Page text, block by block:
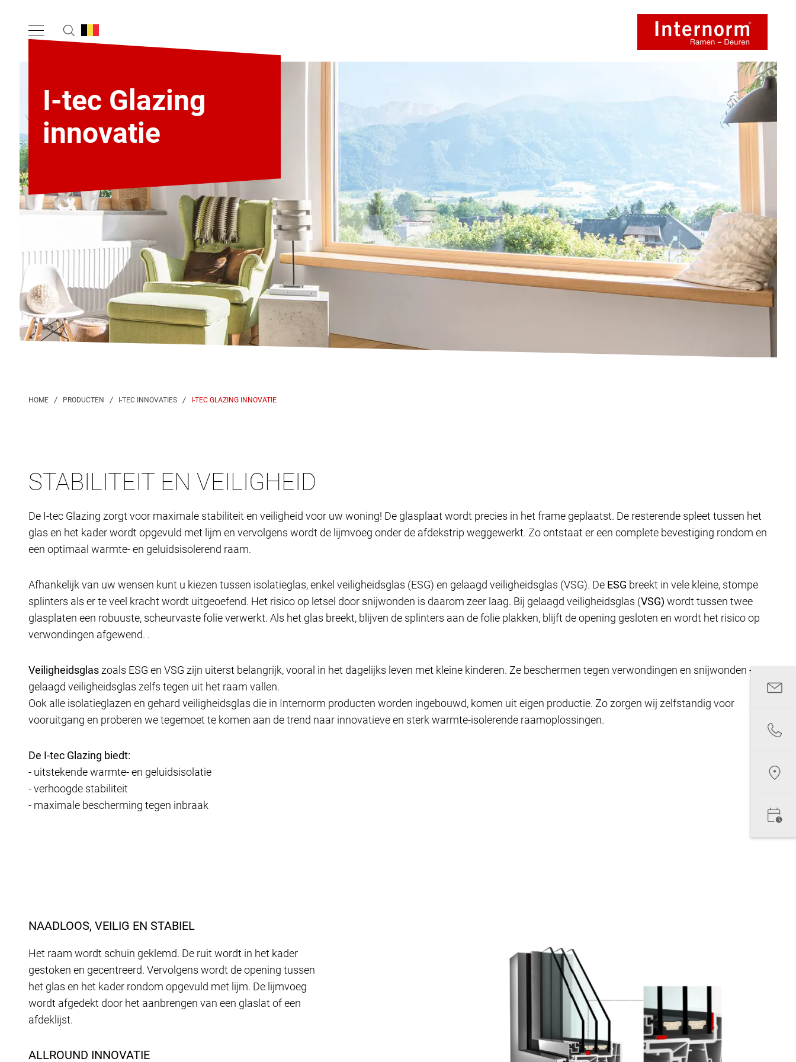
I-tec Glazing
innovatie
I-TEC GLAZING INNOVATIE
STABILITEIT EN VEILIGHEID
De I-tec Glazing zorgt voor maximale stabiliteit en veiligheid voor uw woning! De glasplaat wordt precies in het frame geplaatst. De resterende spleet tussen het
glas en het kader wordt opgevuld met lijm en vervolgens wordt de lijmvoeg onder de afdekstrip weggewerkt. Zo ontstaat er een complete bevestiging rondom en
een optimaal warmte- en geluidsisolerend raam.
Afhankelijk van uw wensen kunt u kiezen tussen isolatieglas, enkel veiligheidsglas (ESG) en gelaagd veiligheidsglas (VSG). De ESG breekt in vele kleine, stompe
splinters als er te veel kracht wordt uitgeoefend. Het risico op letsel door snijwonden is daarom zeer laag. Bij gelaagd veiligheidsglas (VSG) wordt tussen twee
glasplaten een robuuste, scheurvaste folie verwerkt. Als het glas breekt, blijven de splinters aan de folie plakken, blijft de opening gesloten en wordt het risico op
verwondingen afgewend. .
Veiligheidsglas zoals ESG en VSG zijn uiterst belangrijk, vooral in het dagelijks leven met kleine kinderen. Ze beschermen tegen verwondingen en snijwonden -
gelaagd veiligheidsglas zelfs tegen uit het raam vallen.
Ook alle isolatieglazen en gehard veiligheidsglas die in Internorm producten worden ingebouwd, komen uit eigen productie. Zo zorgen wij zelfstandig voor
vooruitgang en proberen we tegemoet te komen aan de trend naar innovatieve en sterk warmte-isolerende raamoplossingen.
De I-tec Glazing biedt:
- uitstekende warmte- en geluidsisolatie
- verhoogde stabiliteit
- maximale bescherming tegen inbraak
NAADLOOS, VEILIG EN STABIEL
Het raam wordt schuin geklemd. De ruit wordt in het kader
gestoken en gecentreerd. Vervolgens wordt de opening tussen
het glas en het kader rondom opgevuld met lijm. De lijmvoeg
wordt afgedekt door het aanbrengen van een glaslat of een
afdeklijst.
ALLROUND INNOVATIE